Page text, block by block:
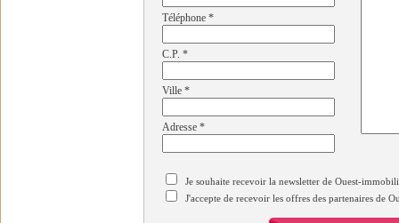
Téléphone *
C.P. *
Ville *
Adresse *
Je souhaite recevoir la newsletter de Ouest-
J'accepte de recevoir les offres des partenaires de